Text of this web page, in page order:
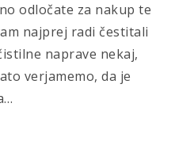
odločate za nakup te
najprej radi čestitali
naprave nekaj,
verjamemo, da je